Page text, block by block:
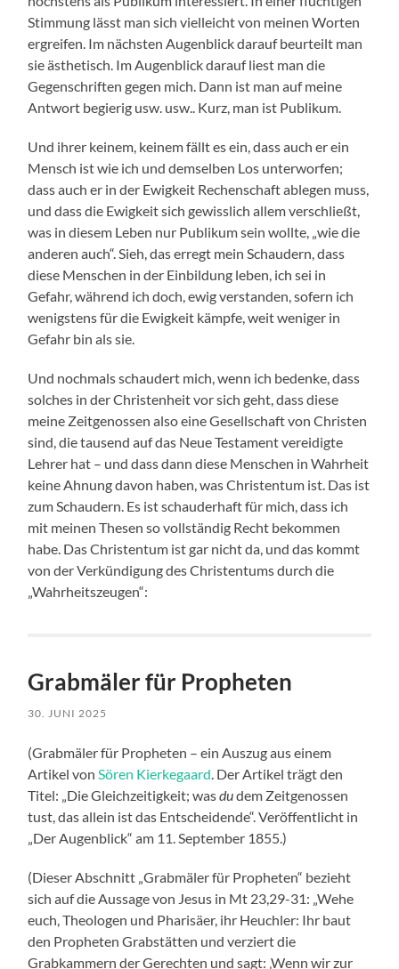
Stimmung lässt man sich vielleicht von meinen Worten
ergreifen. Im nächsten Augenblick darauf beurteilt man
sie ästhetisch. Im Augenblick darauf liest man die
Gegenschriften gegen mich. Dann ist man auf meine
Antwort begierig usw. usw.. Kurz, man ist Publikum.
Und ihrer keinem, keinem fällt es ein, dass auch er ein
Mensch ist wie ich und demselben Los unterworfen;
dass auch er in der Ewigkeit Rechenschaft ablegen muss,
und dass die Ewigkeit sich gewisslich allem verschließt,
was in diesem Leben nur Publikum sein wollte, „wie die
anderen auch“. Sieh, das erregt mein Schaudern, dass
diese Menschen in der Einbildung leben, ich sei in
Gefahr, während ich doch, ewig verstanden, sofern ich
wenigstens für die Ewigkeit kämpfe, weit weniger in
Gefahr bin als sie.
Und nochmals schaudert mich, wenn ich bedenke, dass
solches in der Christenheit vor sich geht, dass diese
meine Zeitgenossen also eine Gesellschaft von Christen
sind, die tausend auf das Neue Testament vereidigte
Lehrer hat – und dass dann diese Menschen in Wahrheit
keine Ahnung davon haben, was Christentum ist. Das ist
zum Schaudern. Es ist schauderhaft für mich, dass ich
mit meinen Thesen so vollständig Recht bekommen
habe. Das Christentum ist gar nicht da, und das kommt
von der Verkündigung des Christentums durch die
„Wahrheitszeugen“:
Grabmäler für Propheten
30. JUNI 2025
(Grabmäler für Propheten – ein Auszug aus einem
Artikel vonSören Kierkegaard. Der Artikel trägt den
Titel: „Die Gleichzeitigkeit; wasdudem Zeitgenossen
tust, das allein ist das Entscheidende“. Veröffentlicht in
„Der Augenblick“ am 11. September 1855.)
(Dieser Abschnitt „Grabmäler für Propheten“ bezieht
sich auf die Aussage von Jesus in Mt 23,29-31: „Wehe
euch, Theologen und Pharisäer, ihr Heuchler: Ihr baut
den Propheten Grabstätten und verziert die
Grabkammern der Gerechten und sagt: ‚Wenn wir zur